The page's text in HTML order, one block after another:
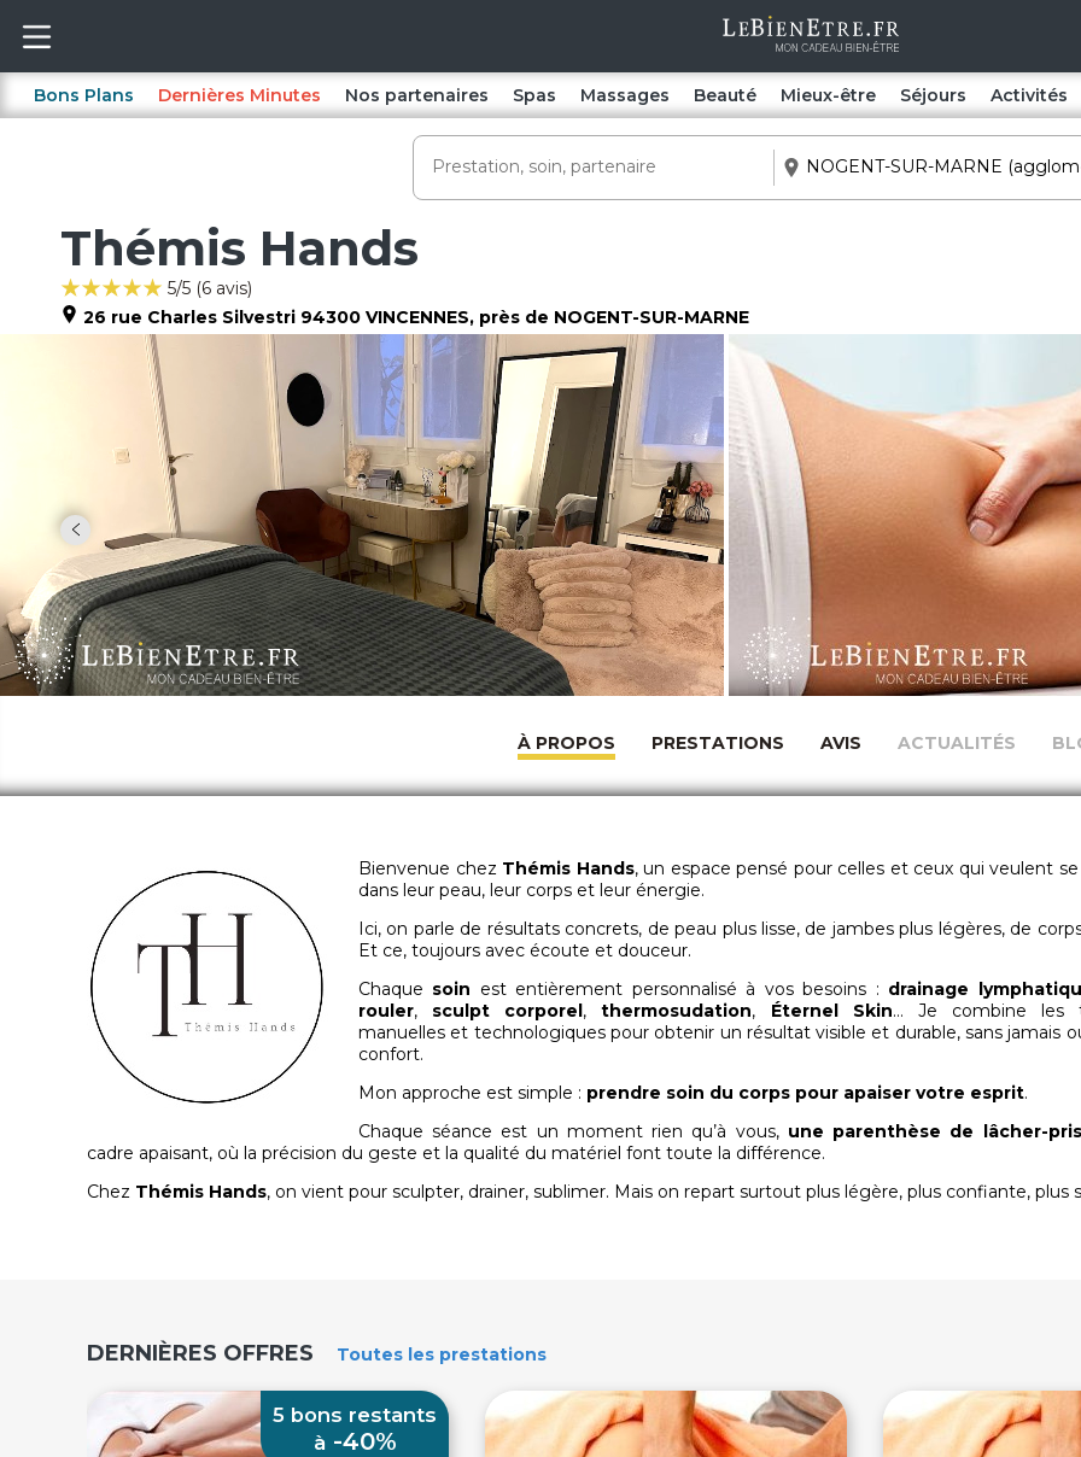
Bons Plans Dernières Minutes Nos partenaires Spas Massages Beauté Mieux-être Séjours Activités
Thémis Hands
5/5 (6 avis)
26 rue Charles Silvestri 94300 VINCENNES, près de NOGENT-SUR-MARNE
À PROPOS PRESTATIONS AVIS ACTUALITÉS
Bienvenue chez Thémis Hands, un espace pensé pour celles et ceux qui veulent
dans leur peau, leur corps et leur énergie.
Ici, on parle de résultats concrets, de peau plus lisse, de jambes plus légères, de
Et ce, toujours avec écoute et douceur.
Chaque soin est entièrement personnalisé à vos besoins : drainage
rouler, sculpt corporel,thermosudation, Éternel Skin… Je combine les
manuelles et technologiques pour obtenir un résultat visible et durable, sans jamais
confort.
Mon approche est simple : prendre soin du corps pour apaiser votre esprit.
Chaque séance est un moment rien qu’à vous, une parenthèse de lâcher-
cadre apaisant, où la précision du geste et la qualité du matériel font toute la différence.
Chez Thémis Hands, on vient pour sculpter, drainer, sublimer. Mais on repart surtout plus légère, plus confiante, plus
DERNIÈRES OFFRES Toutes les prestations
5 bons restants
à -40%